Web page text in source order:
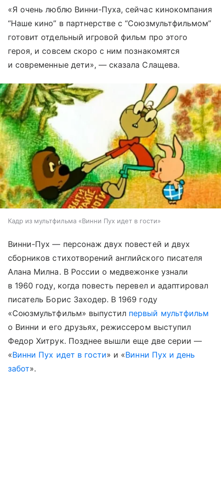
«Я очень люблю Винни-Пуха, сейчас кинокомпания
“Наше кино” в партнерстве с “Союзмультфильмом”
готовит отдельный игровой фильм про этого
героя, и совсем скоро с ним познакомятся
и современные дети», — сказала Слащева.
Кадр из мультфильма «Винни Пух идет в гости»
Винни-Пух — персонаж двух повестей и двух
сборников стихотворений английского писателя
Алана Милна. В России о медвежонке узнали
в 1960 году, когда повесть перевел и адаптировал
писатель Борис Заходер. В 1969 году
«Союзмультфильм» выпустил первый мультфильм
о Винни и его друзьях, режиссером выступил
Федор Хитрук. Позднее вышли еще две серии —
«Винни Пух идет в гости» и «Винни Пух и день
забот».